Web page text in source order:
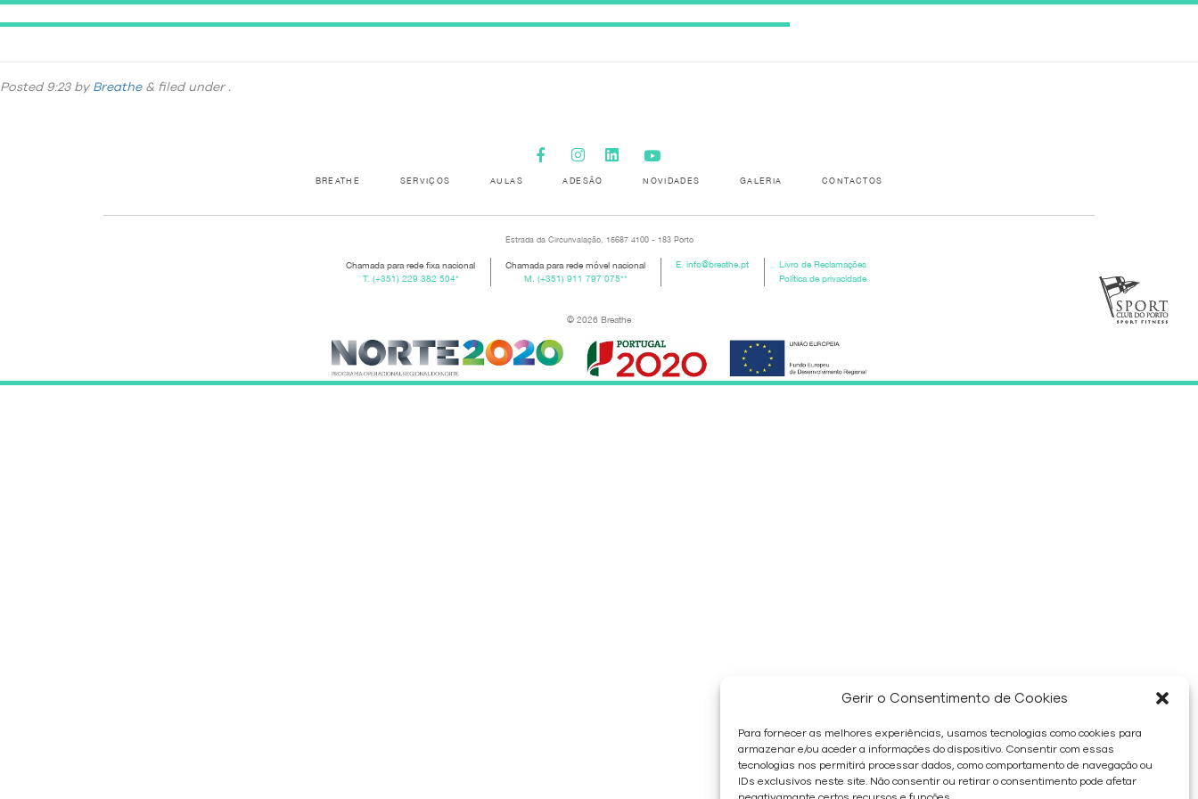
Gerir o Consentimento de Cookies
Para fornecer as melhores experiências, usamos tecnologias como cookies para
armazenar e/ou aceder a informações do dispositivo. Consentir com essas
tecnologias nos permitirá processar dados, como comportamento de navegação ou
IDs exclusivos neste site. Não consentir ou retirar o consentimento pode afetar
Posted9:23by Breathe & filed under .
BREATHE SERVIÇOS AULAS ADESÃO NOVIDADES GALERIA CONTACTOS
Estrada da Circunvalação, 15687 4100 - 183 Porto
Chamada para rede fixa nacional
T. (+351) 229 382 504*
Chamada para rede móvel nacional
M. (+351) 911 797 075**
E.info@breathe.pt
Livro de Reclamações
Política de privacidade
© 2026 Breathe